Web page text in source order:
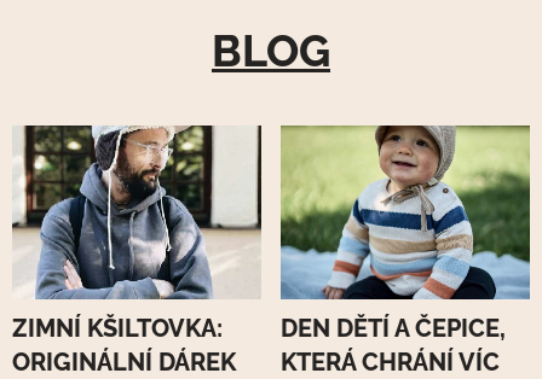
BLOG
ZIMNÍ KŠILTOVKA:
ORIGINÁLNÍ DÁREK
DEN DĚTÍ A ČEPICE,
KTERÁ CHRÁNÍ VÍC